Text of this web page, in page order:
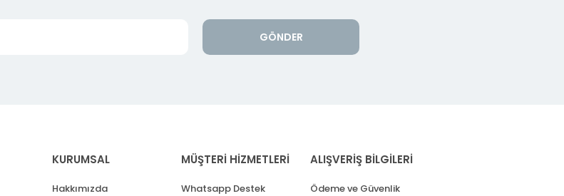
GÖNDER
KURUMSAL
Hakkımızda
MÜŞTERİ HİZMETLERİ
Whatsapp Destek
ALIŞVERİŞ BİLGİLERİ
Ödeme ve Güvenlik